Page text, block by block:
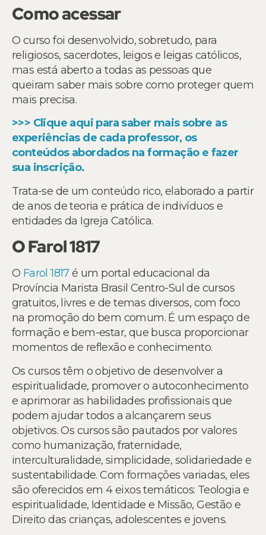
Como acessar
O curso foi desenvolvido, sobretudo, para
religiosos, sacerdotes, leigos e leigas católicos,
mas está aberto a todas as pessoas que
queiram saber mais sobre como proteger quem
mais precisa.
>>> Clique aqui para saber mais sobre as
experiências de cada professor, os
conteúdos abordados na formação e fazer
sua inscrição.
Trata-se de um conteúdo rico, elaborado a partir
de anos de teoria e prática de indivíduos e
entidades da Igreja Católica.
O Farol 1817
O Farol 1817é um portal educacional da
Província Marista Brasil Centro-Sul de cursos
gratuitos, livres e de temas diversos, com foco
na promoção do bem comum. É um espaço de
formação e bem-estar, que busca proporcionar
momentos de reflexão e conhecimento.
Os cursos têm o objetivo de desenvolver a
espiritualidade, promover o autoconhecimento
e aprimorar as habilidades profissionais que
podem ajudar todos a alcançarem seus
objetivos. Os cursos são pautados por valores
como humanização, fraternidade,
interculturalidade, simplicidade, solidariedade e
sustentabilidade. Com formações variadas, eles
são oferecidos em 4 eixos temáticos: Teologia e
espiritualidade, Identidade e Missão, Gestão e
Direito das crianças, adolescentes e jovens.